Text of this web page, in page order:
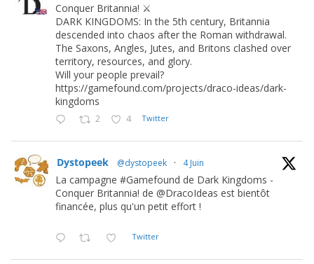
Conquer Britannia! ⚔️
DARK KINGDOMS: In the 5th century, Britannia
descended into chaos after the Roman withdrawal.
The Saxons, Angles, Jutes, and Britons clashed over
territory, resources, and glory.
Will your people prevail?
https://gamefound.com/projects/draco-ideas/dark-
kingdoms
2 4 Twitter
Dystopeek @dystopeek · 4 Juin
La campagne #Gamefound de Dark Kingdoms -
Conquer Britannia! de @DracoIdeas est bientôt
financée, plus qu'un petit effort !
Twitter